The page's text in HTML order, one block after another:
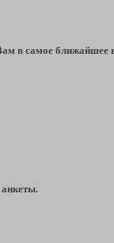
в самое ближайшее
анкеты.